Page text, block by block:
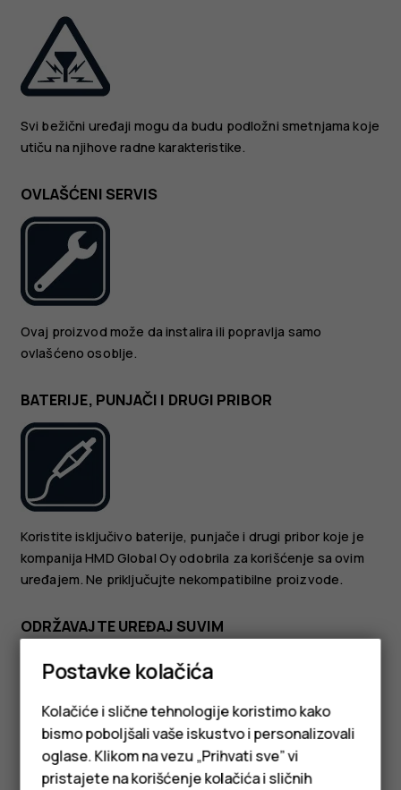
Svi bežični uređaji mogu da budu podložni smetnjama koje
utiču na njihove radne karakteristike.
OVLAŠĆENI SERVIS
Ovaj proizvod može da instalira ili popravlja samo
ovlašćeno osoblje.
BATERIJE, PUNJAČI I DRUGI PRIBOR
Koristite isključivo baterije, punjače i drugi pribor koje je
kompanija HMD Global Oy odobrila za korišćenje sa ovim
uređajem. Ne priključujte nekompatibilne proizvode.
ODRŽAVAJTE UREĐAJ SUVIM
Ako je uređaj vodootporan, za detaljnije smernice
pogledajte njegov IP rejting u tehničkim specifikacijama
Postavke kolačića
Kolačiće i slične tehnologije koristimo kako
bismo poboljšali vaše iskustvo i personalizovali
oglase. Klikom na vezu „Prihvati sve” vi
pristajete na korišćenje kolačića i sličnih